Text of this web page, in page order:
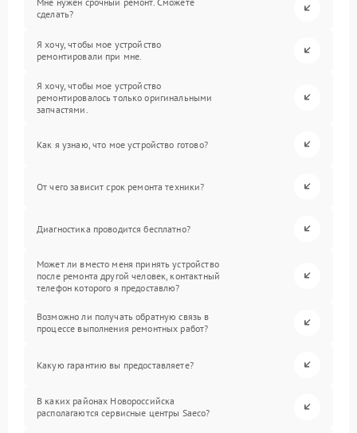
сделать?
Я хочу, чтобы мое устройство
ремонтировали при мне.
Я хочу, чтобы мое устройство
ремонтировалось только оригинальными
запчастями.
Как я узнаю, что мое устройство готово?
От чего зависит срок ремонта техники?
Диагностика проводится бесплатно?
Может ли вместо меня принять устройство
после ремонта другой человек, контактный
телефон которого я предоставлю?
Возможно ли получать обратную связь в
процессе выполнения ремонтных работ?
Какую гарантию вы предоставляете?
В каких районах Новороссийска
располагаются сервисные центры Saeco?